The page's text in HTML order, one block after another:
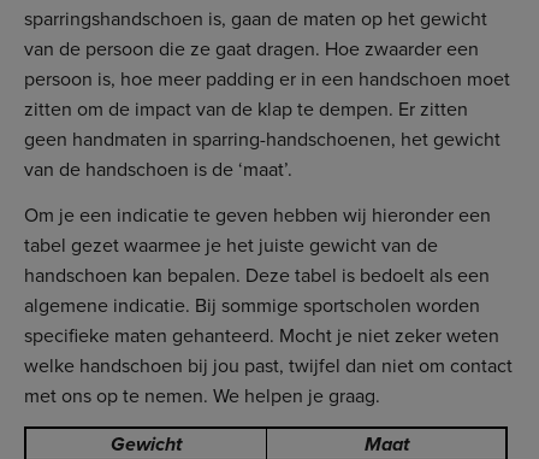
sparringshandschoen is, gaan de maten op het gewicht
van de persoon die ze gaat dragen. Hoe zwaarder een
persoon is, hoe meer padding er in een handschoen moet
zitten om de impact van de klap te dempen. Er zitten
geen handmaten in sparring-handschoenen, het gewicht
van de handschoen is de ‘maat’.
Om je een indicatie te geven hebben wij hieronder een
tabel gezet waarmee je het juiste gewicht van de
handschoen kan bepalen. Deze tabel is bedoelt als een
algemene indicatie. Bij sommige sportscholen worden
specifieke maten gehanteerd. Mocht je niet zeker weten
welke handschoen bij jou past, twijfel dan niet om contact
met ons op te nemen. We helpen je graag.
Gewicht
Maat